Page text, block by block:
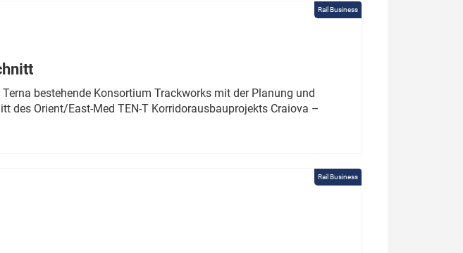
Rail Business
bestehende Konsortium Trackworks mit der Planung und
des Orient/East-Med TEN-T Korridorausbauprojekts Craiova –
Rail Business